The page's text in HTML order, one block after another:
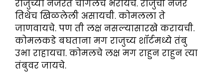
राजुच्या नजरेत चांगलेच भरायचे. राजुची नजर
तिथेच खिळलेली असायची. कोमलला ते
जाणवायचे. पण ती लक्ष नसल्यासारखे करायची.
कोमलकडे बघताना मग राजुच्य शॉर्टमध्ये तंबु
उभा राहायचा. कोमलचे लक्ष मग राहुन राहुन त्या
तंबुवर जायचे.